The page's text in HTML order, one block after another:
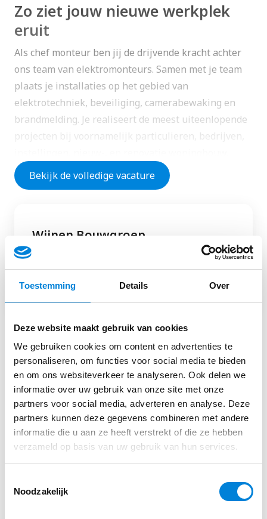
Toestemming Details Over
Deze website maakt gebruik van cookies
We gebruiken cookies om content en advertenties te
personaliseren, om functies voor social media te bieden
en om ons websiteverkeer te analyseren. Ook delen we
informatie over uw gebruik van onze site met onze
partners voor social media, adverteren en analyse. Deze
partners kunnen deze gegevens combineren met andere
informatie die u aan ze heeft verstrekt of die ze hebben
verzameld op basis van uw gebruik van hun services.
Noodzakelijk
Zo ziet jouw nieuwe werkplek
eruit
Als chef monteur ben jij de drijvende kracht achter
ons team van elektromonteurs. Samen met je team
plaats je installaties op het gebied van
elektrotechniek, beveiliging, camerabewaking en
brandmelding. Je realiseert de meest uiteenlopende
projecten bij voornamelijk particulieren, bedrijven,
transformatie en utiliteitsbouw.
werkzaamheden van de elektromonteurs.
Je installeert en levert elektrotechnische
werkvoorbereiding en projectleiding.
​Herken jij jezelf hier (niet) in?
Jij bent een enthousiaste vakman met veel kennis
van elektrotechniek en uitstekende organisatorische
en leidinggevende kwaliteiten. Je houdt eenvoudig
het overzicht, kunt collega’s motiveren en bent niet
te beroerd om zelf een handje mee te helpen.
Daarnaast beschik je over:
Bekijk de volledige vacature
Wijnen Bouwgroep
Direct sollicteren op deze functie?
Solliciteer via de website van Wijnen Bouwgroep
Solliciteren